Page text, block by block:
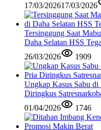
17/03/202617/03/2026
Tersinggung Saat
Daha Selatan HSS
26/03/2026
1909
Ungkap Kasus Sabu di
Diringkus
01/04/2026
1746